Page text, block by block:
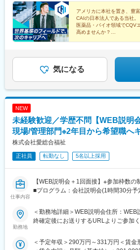
アメリカに本社を置き、豊
CAIの日本法人である当社。
医薬品・バイオ領域でCQV
高めませんか？
◎グローバル基準の環境
◎トレーニング制度充実
気になる
NEW
未経験歓迎／学歴不問【WEB説明
現場/管理部門※2年目から希望職へ
株式会社愛総合福祉
正社員 転勤なし 5名以上採用
仕事内容
【WEB説明会＋1回面接】※参加枠数の
■プログラム：会社説明会(1時間30分予
て構いません。（後日の面接調整も可
■補足：本求人に応募後、選考会予約が
参加用のURL・詳細情報をお送り致し
す
勤務地
＜勤務地詳細＞WEB説明会住所：
終確定後にお送りするURLよりご参加
＜予定年収＞290万円～331万円＜賃金